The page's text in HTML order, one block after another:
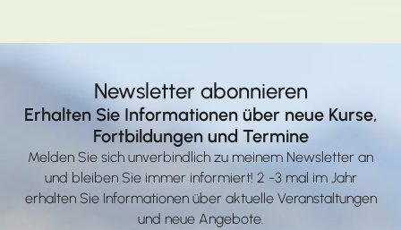
Newsletter abonnieren
Erhalten Sie Informationen über neue Kurse,
Fortbildungen und Termine
Melden Sie sich unverbindlich zu meinem Newsletter an
und bleiben Sie immer informiert! 2 -3 mal im Jahr
erhalten Sie Informationen über aktuelle Veranstaltungen
und neue Angebote.